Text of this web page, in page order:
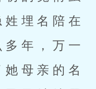
埋名陪在
年，万一
母亲的名